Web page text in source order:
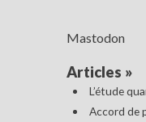
Mastodon
Articles »
L’étude
Accord de